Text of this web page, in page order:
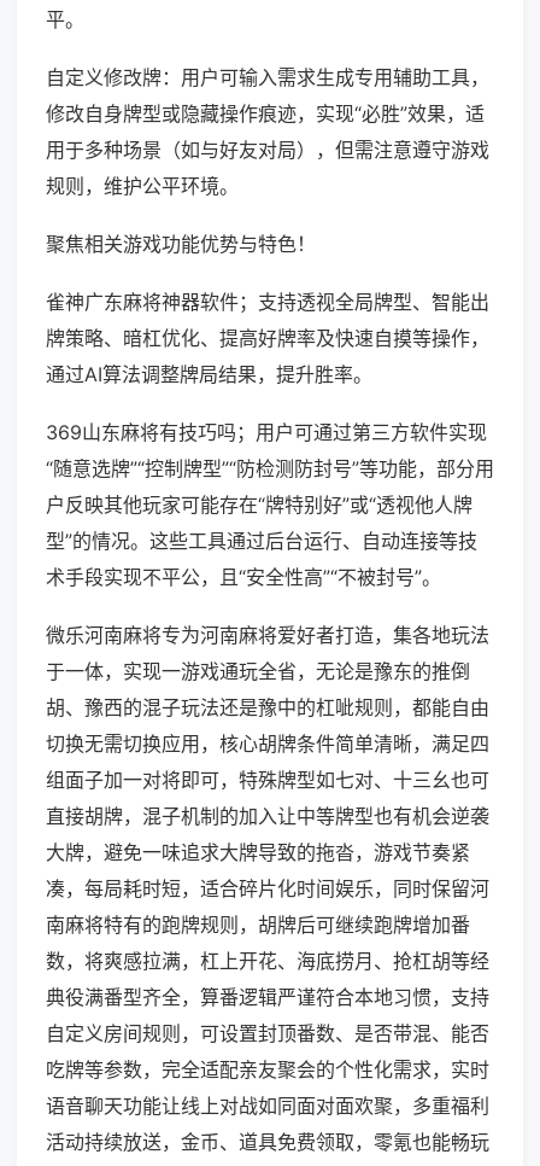
平。
自定义修改牌：用户可输入需求生成专用辅助工具，
修改自身牌型或隐藏操作痕迹，实现“必胜”效果，适
用于多种场景（如与好友对局），但需注意遵守游戏
规则，维护公平环境。
聚焦相关游戏功能优势与特色！
雀神广东麻将神器软件；支持透视全局牌型、智能出
牌策略、暗杠优化、提高好牌率及快速自摸等操作，
通过AI算法调整牌局结果，提升胜率。
369山东麻将有技巧吗；用户可通过第三方软件实现
“随意选牌”“控制牌型”“防检测防封号”等功能，部分用
户反映其他玩家可能存在“牌特别好”或“透视他人牌
型”的情况。这些工具通过后台运行、自动连接等技
术手段实现不平公，且“安全性高”“不被封号”。
微乐河南麻将专为河南麻将爱好者打造，集各地玩法
于一体，实现一游戏通玩全省，无论是豫东的推倒
胡、豫西的混子玩法还是豫中的杠呲规则，都能自由
切换无需切换应用，核心胡牌条件简单清晰，满足四
组面子加一对将即可，特殊牌型如七对、十三幺也可
直接胡牌，混子机制的加入让中等牌型也有机会逆袭
大牌，避免一味追求大牌导致的拖沓，游戏节奏紧
凑，每局耗时短，适合碎片化时间娱乐，同时保留河
南麻将特有的跑牌规则，胡牌后可继续跑牌增加番
数，将爽感拉满，杠上开花、海底捞月、抢杠胡等经
典役满番型齐全，算番逻辑严谨符合本地习惯，支持
自定义房间规则，可设置封顶番数、是否带混、能否
吃牌等参数，完全适配亲友聚会的个性化需求，实时
语音聊天功能让线上对战如同面对面欢聚，多重福利
活动持续放送，金币、道具免费领取，零氪也能畅玩